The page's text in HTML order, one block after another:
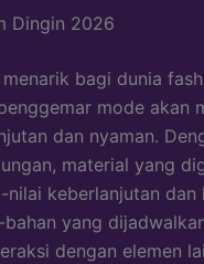
Dingin 2026
bagi dunia
mode akan
dan nyaman.
material yang
keberlanjutan dan
yang
dengan elemen